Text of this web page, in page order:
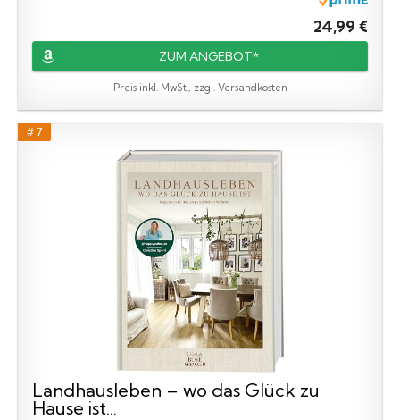
24,99 €
ZUM ANGEBOT*
Preis inkl. MwSt., zzgl. Versandkosten
# 7
Landhausleben – wo das Glück zu
Hause ist...